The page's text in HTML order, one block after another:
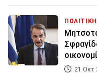
ΠΟΛΙΤΙΚΗ
21 Οκτ